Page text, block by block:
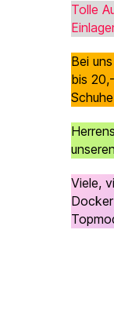
Tolle
Bei
bis
Viele,